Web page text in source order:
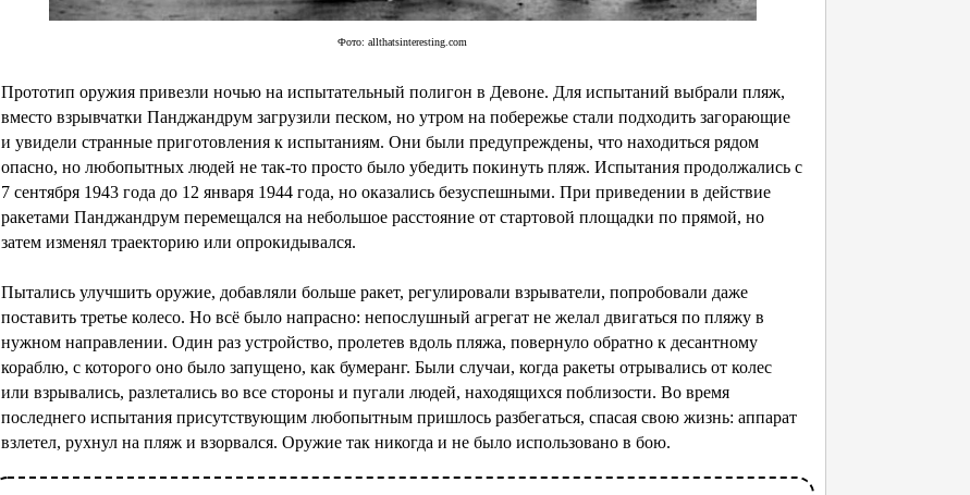
Фото: allthatsinteresting.com
Прототип оружия привезли ночью на испытательный полигон в Девоне. Для испытаний выбрали пляж,
вместо взрывчатки Панджандрум загрузили песком, но утром на побережье стали подходить загорающие
и увидели странные приготовления к испытаниям. Они были предупреждены, что находиться рядом
опасно, но любопытных людей не так-то просто было убедить покинуть пляж. Испытания продолжались с
7 сентября 1943 года до 12 января 1944 года, но оказались безуспешными. При приведении в действие
ракетами Панджандрум перемещался на небольшое расстояние от стартовой площадки по прямой, но
затем изменял траекторию или опрокидывался.
Пытались улучшить оружие, добавляли больше ракет, регулировали взрыватели, попробовали даже
поставить третье колесо. Но всё было напрасно: непослушный агрегат не желал двигаться по пляжу в
нужном направлении. Один раз устройство, пролетев вдоль пляжа, повернуло обратно к десантному
кораблю, с которого оно было запущено, как бумеранг. Были случаи, когда ракеты отрывались от колес
или взрывались, разлетались во все стороны и пугали людей, находящихся поблизости. Во время
последнего испытания присутствующим любопытным пришлось разбегаться, спасая свою жизнь: аппарат
взлетел, рухнул на пляж и взорвался. Оружие так никогда и не было использовано в бою.